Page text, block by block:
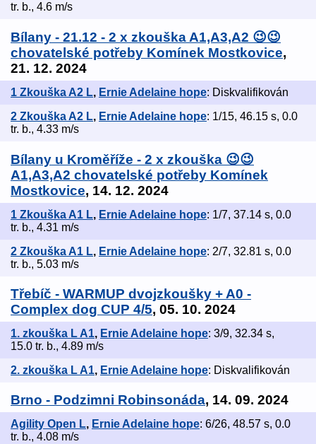
tr. b., 4.6 m/s
Bílany - 21.12 - 2 x zkouška A1,A3,A2 😉😉
chovatelské potřeby Komínek Mostkovice,
21. 12. 2024
1 Zkouška A2 L, Ernie Adelaine hope: Diskvalifikován
2 Zkouška A2 L, Ernie Adelaine hope: 1/15, 46.15 s, 0.0
tr. b., 4.33 m/s
Bílany u Kroměříže - 2 x zkouška 😉😉
A1,A3,A2 chovatelské potřeby Komínek
Mostkovice, 14. 12. 2024
1 Zkouška A1 L, Ernie Adelaine hope: 1/7, 37.14 s, 0.0
tr. b., 4.31 m/s
2 Zkouška A1 L, Ernie Adelaine hope: 2/7, 32.81 s, 0.0
tr. b., 5.03 m/s
Třebíč - WARMUP dvojzkoušky + A0 -
Complex dog CUP 4/5, 05. 10. 2024
1. zkouška L A1, Ernie Adelaine hope: 3/9, 32.34 s,
15.0 tr. b., 4.89 m/s
2. zkouška L A1, Ernie Adelaine hope: Diskvalifikován
Brno - Podzimni Robinsonáda, 14. 09. 2024
Agility Open L, Ernie Adelaine hope: 6/26, 48.57 s, 0.0
tr. b., 4.08 m/s